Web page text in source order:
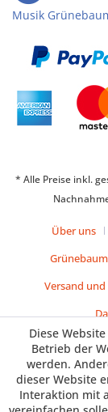
Musik
* Alle Preise inkl.
Über uns
Versand
Diese
Betrieb der
werden.
dieser Website
Interaktion mit